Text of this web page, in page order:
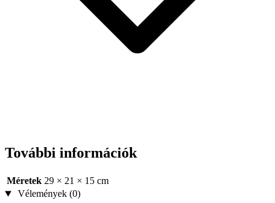
További információk
Méretek 29 × 21 × 15 cm
Vélemények (0)